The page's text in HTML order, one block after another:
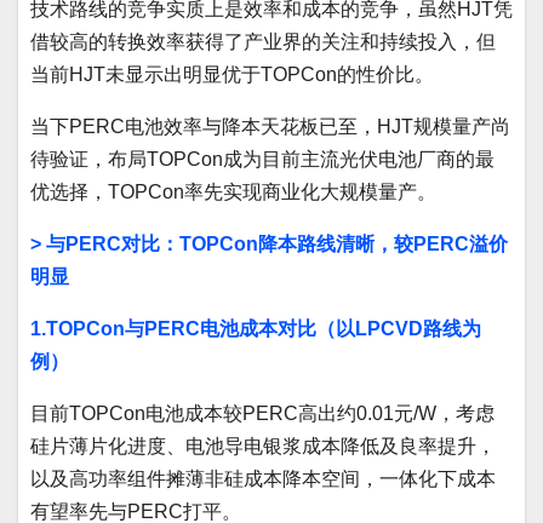
技术路线的竞争实质上是效率和成本的竞争，虽然HJT凭
借较高的转换效率获得了产业界的关注和持续投入，但
当前HJT未显示出明显优于TOPCon的性价比。
当下PERC电池效率与降本天花板已至，HJT规模量产尚
待验证，布局TOPCon成为目前主流光伏电池厂商的最
优选择，TOPCon率先实现商业化大规模量产。
> 与PERC对比：TOPCon降本路线清晰，较PERC溢价
明显
1.TOPCon与PERC电池成本对比（以LPCVD路线为
例）
目前TOPCon电池成本较PERC高出约0.01元/W，考虑
硅片薄片化进度、电池导电银浆成本降低及良率提升，
以及高功率组件摊薄非硅成本降本空间，一体化下成本
有望率先与PERC打平。